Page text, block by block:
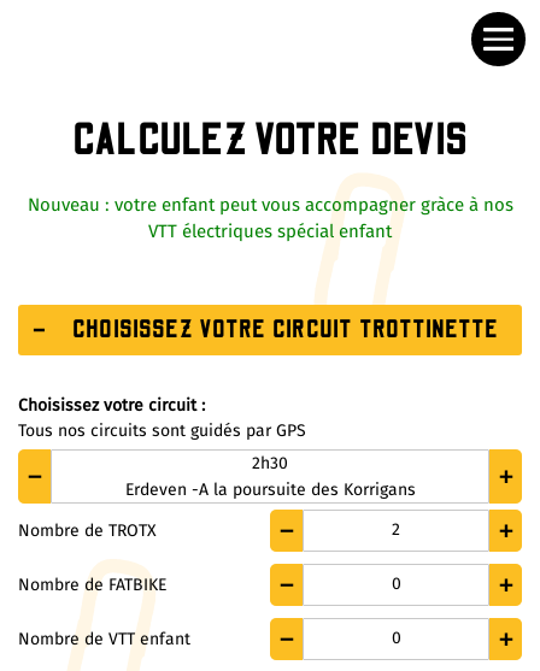
CALCULEZ VOTRE DEVIS
Nouveau : votre enfant peut vous accompagner gràce à nos
VTT électriques spécial enfant
CHOISISSEZ VOTRE CIRCUIT TROTTINETTE
Choisissez votre circuit :
Tous nos circuits sont guidés par GPS
2h30
Erdeven -A la poursuite des Korrigans
Nombre de TROTX
2
Nombre de FATBIKE 0
Nombre de VTT enfant 0